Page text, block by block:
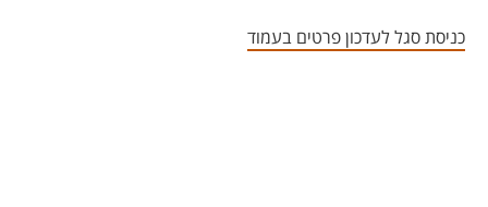
כניסת סגל לעדכון פרטים בעמוד